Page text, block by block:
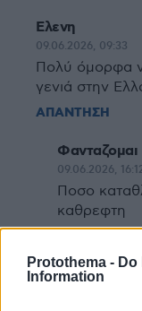
Protothema - Do
Information
Ελενη
09.06.2026, 09:33
Πολύ όμορφα
γενιά στην
ΑΠΑΝΤΗΣΗ
Φανταζομαι
09.06.2026,
Ποσο
καθρεφτη